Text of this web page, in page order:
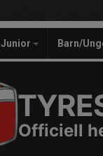
Junior Barn/
Officiell